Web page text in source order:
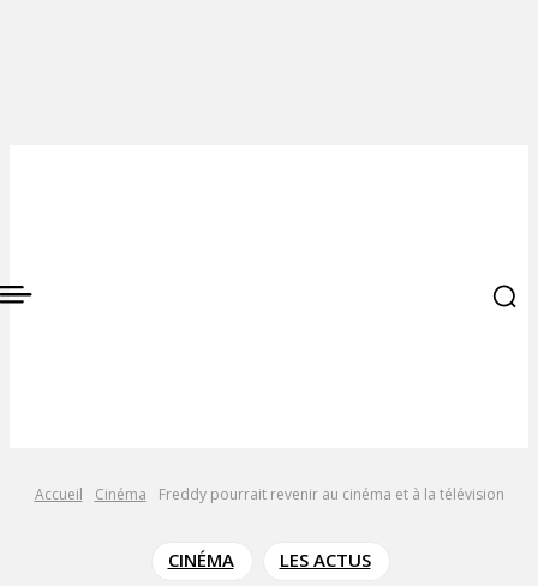
Accueil Cinéma Freddy pourrait revenir au cinéma et à la télévision
CINÉMA LES ACTUS